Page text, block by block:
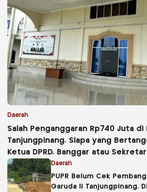
Daerah
Salah Penganggaran Rp740 Juta di
Tanjungpinang, Siapa yang
Ketua DPRD, Banggar atau
Daerah
PUPR Belum Cek
Garuda II Tanjungpinang,